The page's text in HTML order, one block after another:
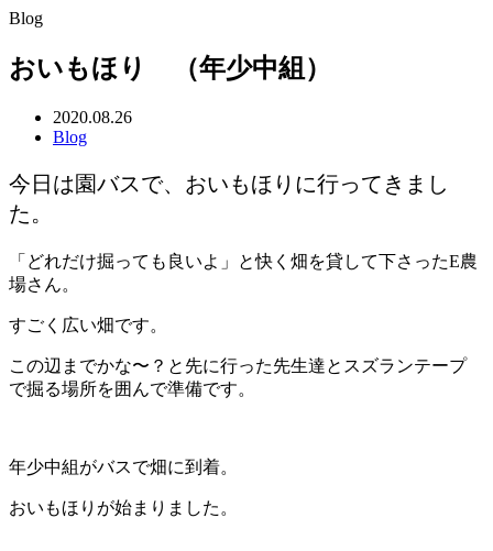
Blog
おいもほり （年少中組）
2020.08.26
Blog
今日は園バスで、おいもほりに行ってきまし
た。
「どれだけ掘っても良いよ」と快く畑を貸して下さったE農
場さん。
すごく広い畑です。
この辺までかな〜？と先に行った先生達とスズランテープ
で掘る場所を囲んで準備です。
年少中組がバスで畑に到着。
おいもほりが始まりました。